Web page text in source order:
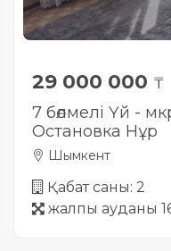
29 000 000 ₸
7 бөлмелі Үй -
Остановка Нұр
Шымкент
Қабат саны: 2
жалпы ауданы